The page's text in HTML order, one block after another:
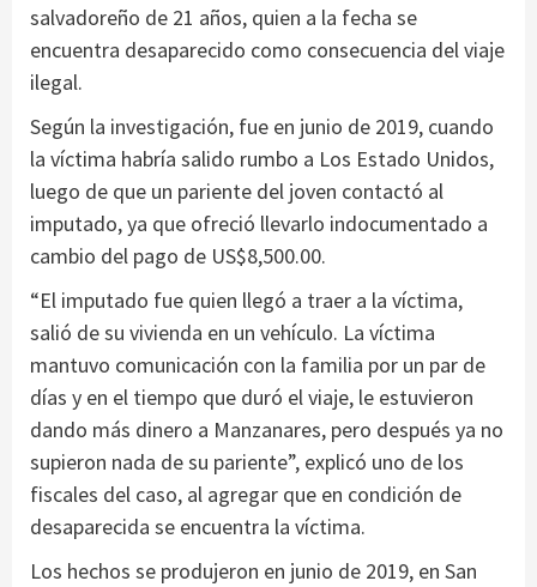
salvadoreño de 21 años, quien a la fecha se
encuentra desaparecido como consecuencia del viaje
ilegal.
Según la investigación, fue en junio de 2019, cuando
la víctima habría salido rumbo a Los Estado Unidos,
luego de que un pariente del joven contactó al
imputado, ya que ofreció llevarlo indocumentado a
cambio del pago de US$8,500.00.
“El imputado fue quien llegó a traer a la víctima,
salió de su vivienda en un vehículo. La víctima
mantuvo comunicación con la familia por un par de
días y en el tiempo que duró el viaje, le estuvieron
dando más dinero a Manzanares, pero después ya no
supieron nada de su pariente”, explicó uno de los
fiscales del caso, al agregar que en condición de
desaparecida se encuentra la víctima.
Los hechos se produjeron en junio de 2019, en San